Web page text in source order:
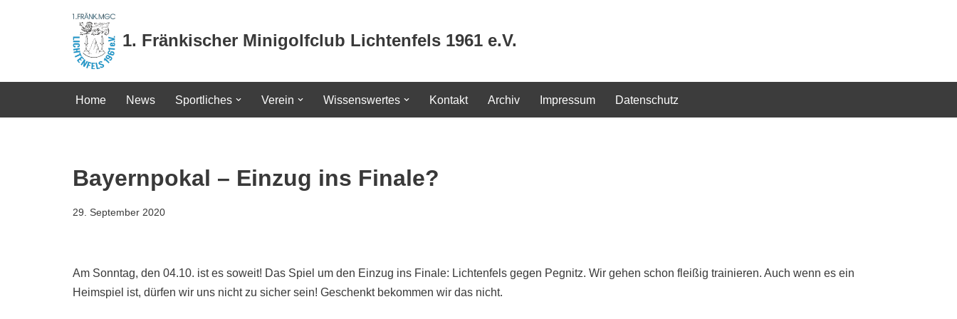
1. Fränkischer Minigolfclub Lichtenfels 1961 e.V.
Home News Sportliches Verein Wissenswertes Kontakt Archiv Impressum Datenschutz
Bayernpokal – Einzug ins Finale?
29. September 2020
Am Sonntag, den 04.10. ist es soweit! Das Spiel um den Einzug ins Finale: Lichtenfels gegen Pegnitz. Wir gehen schon fleißig trainieren. Auch wenn es ein
Heimspiel ist, dürfen wir uns nicht zu sicher sein! Geschenkt bekommen wir das nicht.